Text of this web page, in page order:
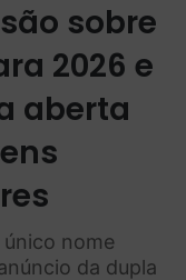
sobre
2026 e
aberta
nome
da dupla